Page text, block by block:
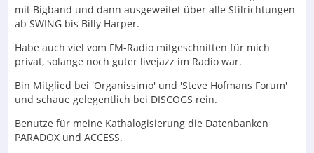
mit Bigband und dann ausgeweitet über alle Stilrichtungen
ab SWING bis Billy Harper.
Habe auch viel vom FM-Radio mitgeschnitten für mich
privat, solange noch guter livejazz im Radio war.
Bin Mitglied bei 'Organissimo' und 'Steve Hofmans Forum'
und schaue gelegentlich bei DISCOGS rein.
Benutze für meine Kathalogisierung die Datenbanken
PARADOX und ACCESS.